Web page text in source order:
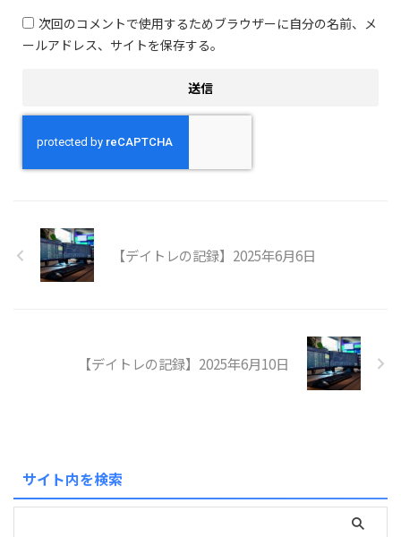
次回のコメントで使用するためブラウザーに自分の名前、メ
ールアドレス、サイトを保存する。
【デイトレの記録】2025年6月6日
【デイトレの記録】2025年6月10日
サイト内を検索